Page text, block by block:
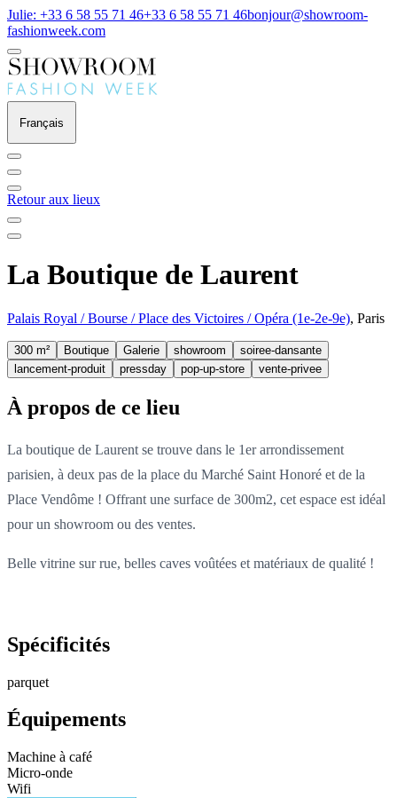
Julie: +33 6 58 55 71 46+33 6 58 55 71 46bonjour@showroom-
fashionweek.com
Français
Retour aux lieux
La Boutique de Laurent
Palais Royal / Bourse / Place des Victoires / Opéra (1e-2e-9e), Paris
300 m² Boutique Galerie showroom
soiree-dansante
lancement-produit
pressday pop-up-store vente-privee
À propos de ce lieu
La boutique de Laurent se trouve dans le 1er arrondissement
parisien, à deux pas de la place du Marché Saint Honoré et de la
Place Vendôme ! Offrant une surface de 300m2, cet espace est idéal
pour un showroom ou des ventes.
Belle vitrine sur rue, belles caves voûtées et matériaux de qualité !
Spécificités
parquet
Équipements
Machine à café
Micro-onde
Wifi